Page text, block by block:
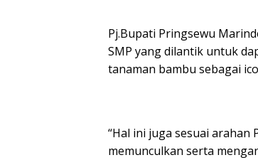
Pj.Bupati Pringsewu
SMP yang dilantik untuk
tanaman bambu sebagai
“Hal ini juga sesuai
memunculkan serta